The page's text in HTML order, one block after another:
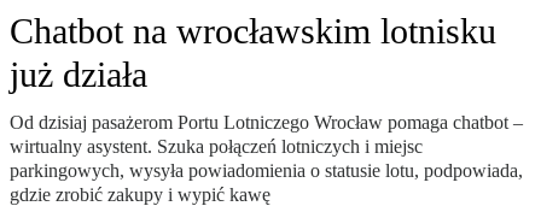
Chatbot na wrocławskim lotnisku
już działa
Od dzisiaj pasażerom Portu Lotniczego Wrocław pomaga chatbot –
wirtualny asystent. Szuka połączeń lotniczych i miejsc
parkingowych, wysyła powiadomienia o statusie lotu, podpowiada,
gdzie zrobić zakupy i wypić kawę